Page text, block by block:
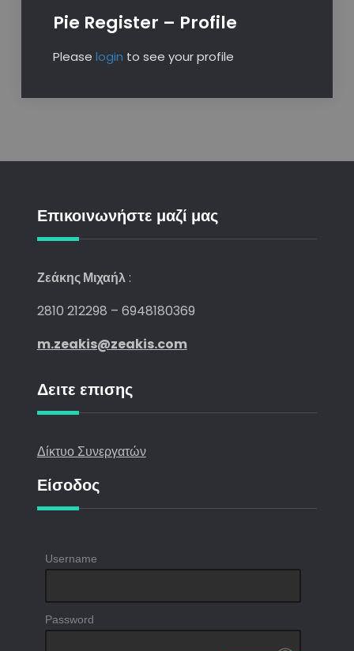
Pie Register – Profile
Please login to see your profile
Επικοινωνήστε μαζί μας
Ζεάκης Μιχαήλ:
2810 212298 – 6948180369
m.zeakis@zeakis.com
Δειτε επισης
Δίκτυο Συνεργατών
Είσοδος
Username
Password